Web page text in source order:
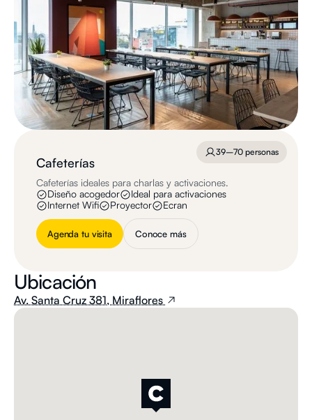
Cafeterías
Cafeterías ideales para charlas y activaciones.
Diseño acogedor
Ideal para activaciones
Internet Wifi
Proyector Ecran
Agenda tu visita Conoce más
39–70 personas
Ubicación
Av. Santa Cruz 381, Miraflores